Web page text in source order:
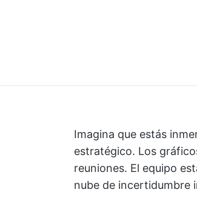
Imagina que estás
estratégico. Los
reuniones. El equipo
nube de incertidumbre